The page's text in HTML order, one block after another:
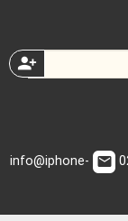
person_add
email
info@iphone-